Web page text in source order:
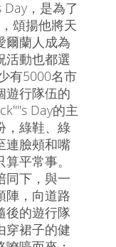
，是為了
頌揚他將天
爾蘭人成為
活動也都選
有5000名市
遊行隊伍的
Day的主
，綠鞋、綠
連臉頰和嘴
平常事。
同下，與一
陣，向道路
後的遊行隊
穿裙子的健